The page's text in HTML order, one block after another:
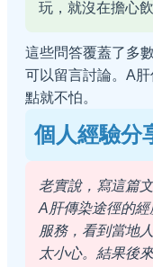
玩，就沒在擔心飲
這些問答覆蓋了多
可以留言討論。A
點就不怕。
個人經驗分
老實說，寫這篇
A肝傳染途徑的
服務，看到當地
太小心。結果後